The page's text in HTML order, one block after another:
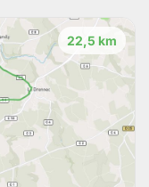
22,5 km